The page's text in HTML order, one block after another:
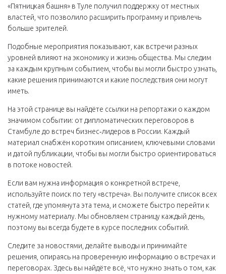
«Пятницкая башня» в Туле получил поддержку от местных
властей, что позволило расширить программу и привлечь
больше зрителей.
Подобные мероприятия показывают, как встречи разных
уровней влияют на экономику и жизнь общества. Мы следим
за каждым крупным событием, чтобы вы могли быстро узнать,
какие решения принимаются и какие последствия они могут
иметь.
На этой странице вы найдёте ссылки на репортажи о каждом
значимом событии: от дипломатических переговоров в
Стамбуле до встреч бизнес‑лидеров в России. Каждый
материал снабжён коротким описанием, ключевыми словами
и датой публикации, чтобы вы могли быстро ориентироваться
в потоке новостей.
Если вам нужна информация о конкретной встрече,
используйте поиск по тегу «встреча». Вы получите список всех
статей, где упомянута эта тема, и сможете быстро перейти к
нужному материалу. Мы обновляем страницу каждый день,
поэтому вы всегда будете в курсе последних событий.
Следите за новостями, делайте выводы и принимайте
решения, опираясь на проверенную информацию о встречах и
переговорах. Здесь вы найдёте всё, что нужно знать о том, как